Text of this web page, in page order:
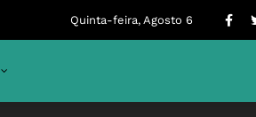
Quinta-feira, Agosto 6